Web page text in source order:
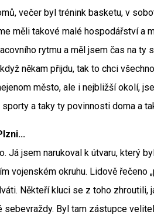
večer byl trénink basketu, v
měli takové malé hospodářství a
rytmu a měl jsem čas na ty
někam přijdu, tak to chci
město, ale i nejbližší okolí,
a taky ty povinnosti doma a
Já jsem narukoval k útvaru, který
vojenském okruhu. Lidově řečeno
Někteří kluci se z toho zhroutili,
Byl tam zástupce